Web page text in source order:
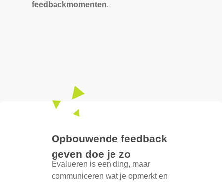
feedbackmomenten.
Opbouwende feedback
geven doe je zo
Evalueren is een ding, maar
communiceren wat je opmerkt en